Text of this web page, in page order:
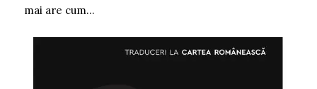
mai are cum…